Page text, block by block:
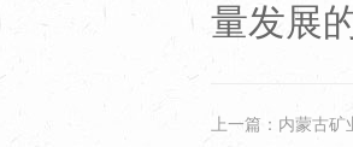
量发展
上一篇：内蒙古矿